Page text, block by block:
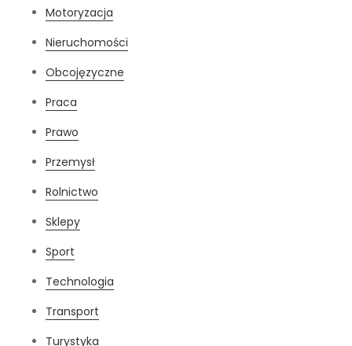
Motoryzacja
Nieruchomości
Obcojęzyczne
Praca
Prawo
Przemysł
Rolnictwo
Sklepy
Sport
Technologia
Transport
Turystyka